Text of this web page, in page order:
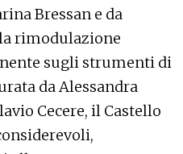
Bressan e da
rimodulazione
sugli strumenti di
da Alessandra
Cecere, il Castello